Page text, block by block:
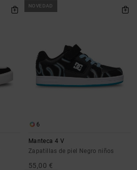
NOVEDAD
6
Manteca 4 V
Zapatillas de piel Negro niños
55,00 €